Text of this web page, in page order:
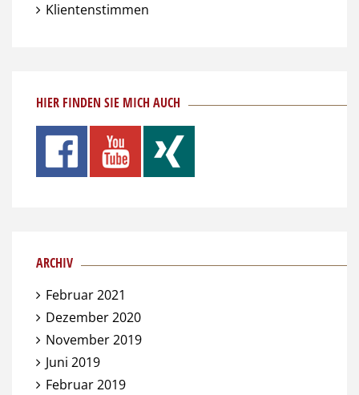
Klientenstimmen
HIER FINDEN SIE MICH AUCH
ARCHIV
Februar 2021
Dezember 2020
November 2019
Juni 2019
Februar 2019